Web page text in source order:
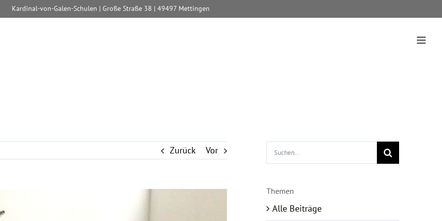
Kardinal-von-Galen-Schulen | Große Straße 38 | 49497 Mettingen
Zurück Vor
Suche
nach:
Themen
Alle Beiträge